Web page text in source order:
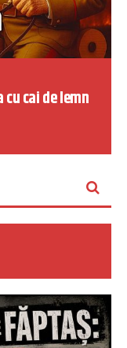
cu cai de lemn